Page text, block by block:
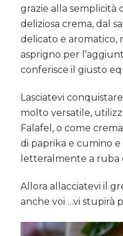
grazie alla semplicità
deliziosa crema, dal
delicato e aromatico,
asprigno per
conferisce il giusto
Lasciatevi
molto versatile,
Falafel, o come
di paprika e cumino
letteralmente a ruba
Allora allacciatevi il
anche voi …vi stupirà